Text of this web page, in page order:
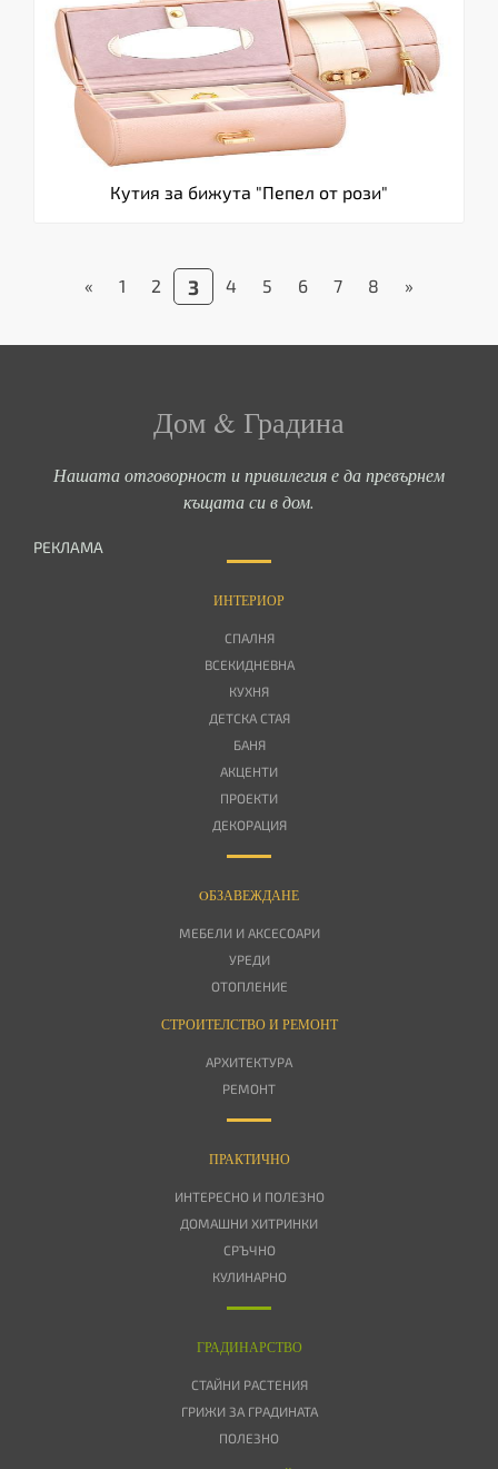
Кутия за бижута "Пепел от рози"
« 1 2 3 4 5 6 7 8 »
Дом & Градина
Нашата отговорност и привилегия е да превърнем
къщата си в дом.
РЕКЛАМА
ИНТЕРИОР
СПАЛНЯ
ВСЕКИДНЕВНА
КУХНЯ
ДЕТСКА СТАЯ
БАНЯ
АКЦЕНТИ
ПРОЕКТИ
ДЕКОРАЦИЯ
OБЗАВЕЖДАНЕ
МЕБЕЛИ И АКСЕСОАРИ
УРЕДИ
ОТОПЛЕНИЕ
СТРОИТЕЛСТВО И РЕМОНТ
АРХИТЕКТУРА
РЕМОНТ
ПРАКТИЧНО
ИНТЕРЕСНО И ПОЛЕЗНО
ДОМАШНИ ХИТРИНКИ
СРЪЧНО
КУЛИНАРНО
ГРАДИНАРСТВО
СТАЙНИ РАСТЕНИЯ
ГРИЖИ ЗА ГРАДИНАТА
ПОЛЕЗНО